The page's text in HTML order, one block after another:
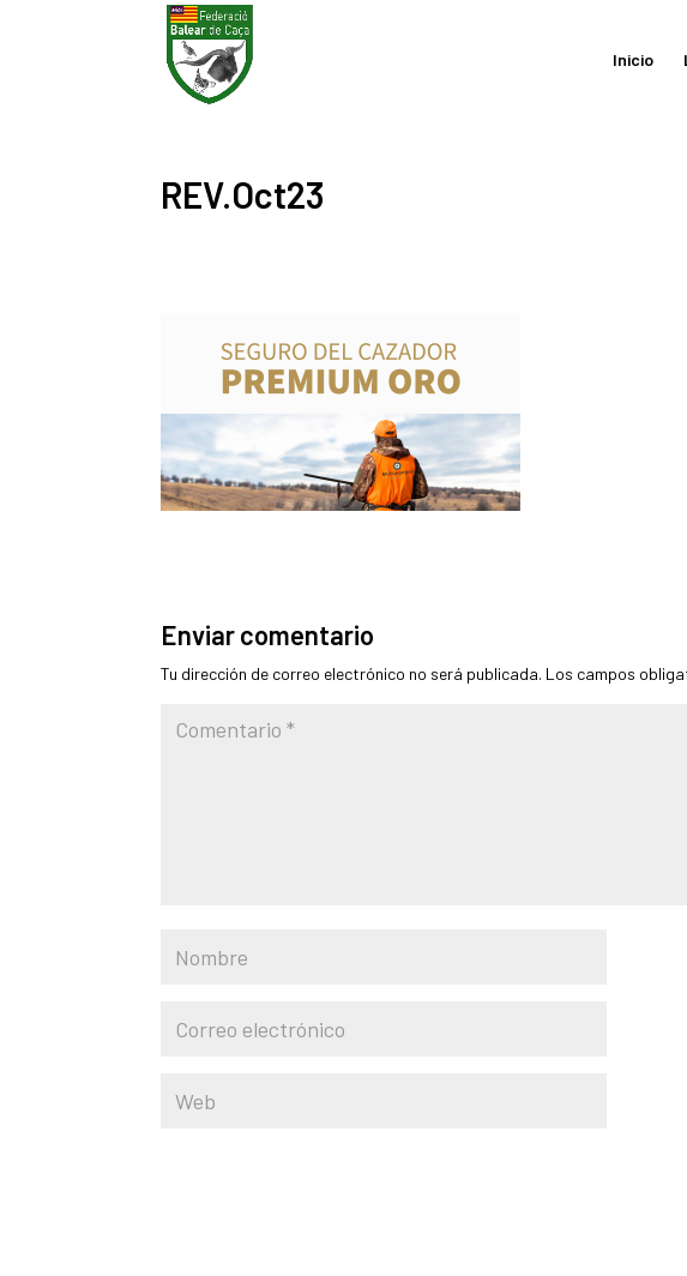
Inicio
REV.Oct23
Enviar comentario
Tu dirección de correo electrónico no será publicada. Los campos